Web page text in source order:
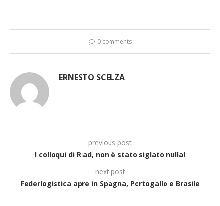
0 comments
ERNESTO SCELZA
previous post
I colloqui di Riad, non è stato siglato nulla!
next post
Federlogistica apre in Spagna, Portogallo e Brasile